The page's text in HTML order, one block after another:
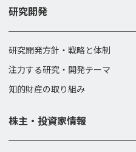
研究開発
研究開発方針・戦略と体制
注力する研究・開発テーマ
知的財産の取り組み
株主・投資家情報